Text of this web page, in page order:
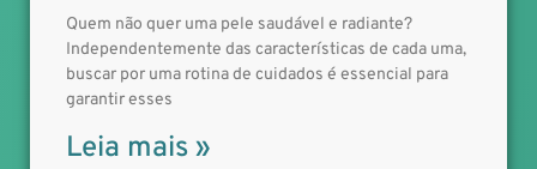
Quem não quer uma pele saudável e radiante?
Independentemente das características de cada uma,
buscar por uma rotina de cuidados é essencial para
garantir esses
Leia mais »